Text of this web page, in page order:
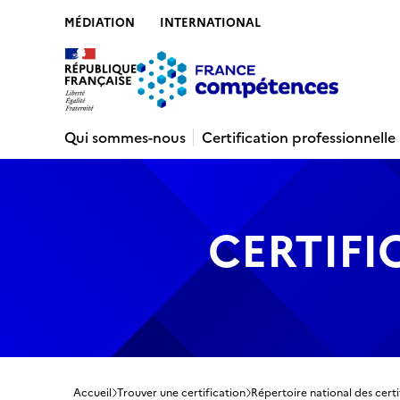
MÉDIATION INTERNATIONAL
Qui sommes-nous
Certification professionnelle
Accueil Trouver une certification Répertoire national des